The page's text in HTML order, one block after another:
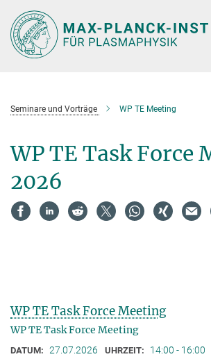
Hauptinhalt
Seminare und Vorträge WP TE Meeting
WP TE Task Force
2026
WP TE Task Force Meeting
WP TE Task Force Meeting
DATUM: 27.07.2026 UHRZEIT: 14:00 - 16:00